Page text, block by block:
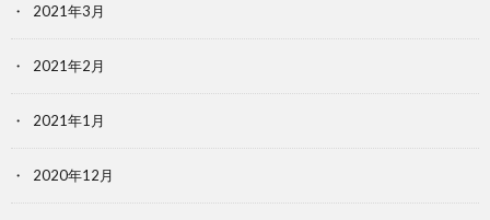
2021年3月
2021年2月
2021年1月
2020年12月